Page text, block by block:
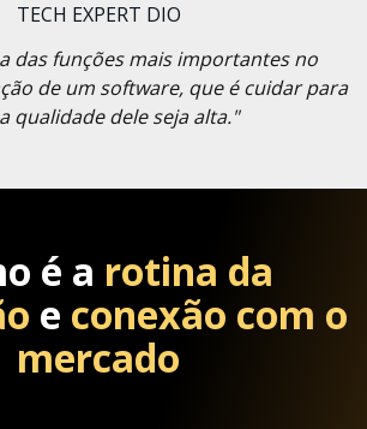
TECH EXPERT DIO
das funções mais importantes no
de um software, que é cuidar para
qualidade dele seja alta."
é a rotina da
e conexão com o
mercado